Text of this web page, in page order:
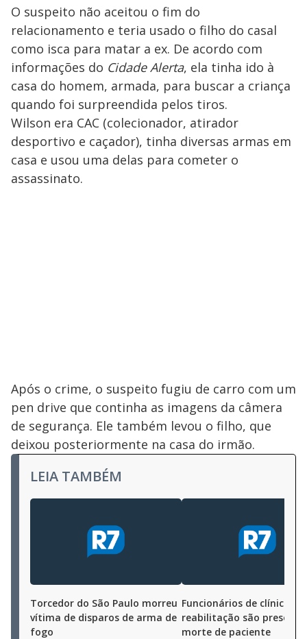
O suspeito não aceitou o fim do
relacionamento e teria usado o filho do casal
como isca para matar a ex. De acordo com
informações do Cidade Alerta, ela tinha ido à
casa do homem, armada, para buscar a criança
quando foi surpreendida pelos tiros.
Wilson era CAC (colecionador, atirador
desportivo e caçador), tinha diversas armas em
casa e usou uma delas para cometer o
assassinato.
Após o crime, o suspeito fugiu de carro com um
pen drive que continha as imagens da câmera
de segurança. Ele também levou o filho, que
deixou posteriormente na casa do irmão.
LEIA TAMBÉM
Torcedor do São Paulo morreu
vítima de disparos de arma de
fogo
Funcionários de clínica de
reabilitação são presos
morte de paciente